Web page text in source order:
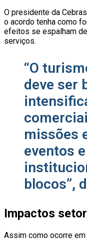
O presidente da
o acordo tenha como
efeitos se espalham
serviços.
“O
deve ser
missões
eventos
blocos”,
Impactos
Assim como ocorre